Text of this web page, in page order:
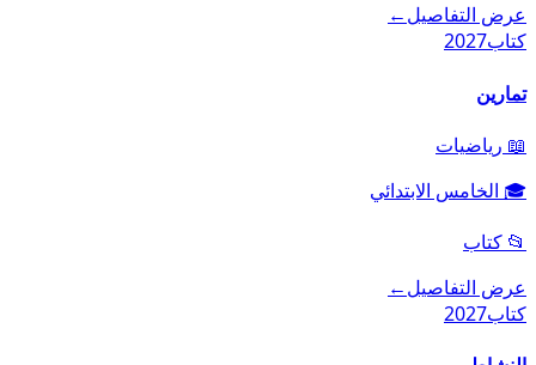
عرض التفاصيل←
كتاب2027
تمارين
📖 رياضيات
🎓 الخامس الابتدائي
📂 كتاب
عرض التفاصيل←
كتاب2027